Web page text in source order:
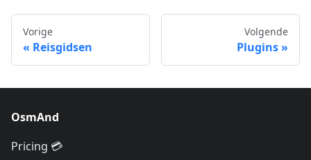
Vorige
Reisgidsen
Volgende
Plugins
OsmAnd
Pricing 💳